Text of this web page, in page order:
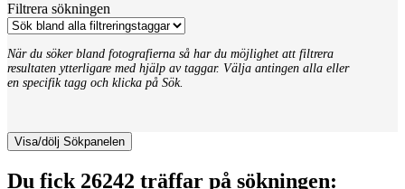
Filtrera sökningen
När du söker bland fotografierna så har du möjlighet att filtrera
resultaten ytterligare med hjälp av taggar. Välja antingen alla eller
en specifik tagg och klicka på Sök.
Visa/dölj Sökpanelen
Du fick 26242 träffar på sökningen: